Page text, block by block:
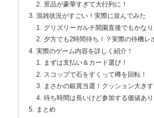
景品が豪華すぎて大行列に！
混雑状況がすごい！実際に並んでみた
グリズリーガルチ開園直後でもかなり
夕方でも2時間待ち！？実際の待機レ
実際のゲーム内容を詳しく紹介！
まずは支払い＆カード選び！
スコップで石をすくって樽を回転！
まさかの銀賞当選！クッション大きす
待ち時間は長いけど参加する価値あり
まとめ